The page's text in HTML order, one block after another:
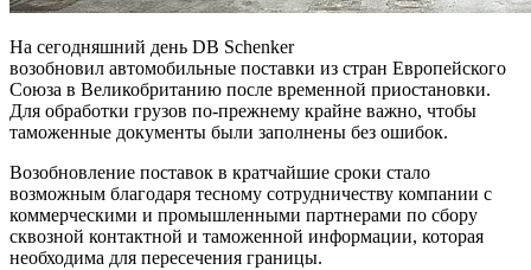
На сегодняшний день DB Schenker
возобновил автомобильные поставки из стран Европейского
Союза в Великобританию после временной приостановки.
Для обработки грузов по-прежнему крайне важно, чтобы
таможенные документы были заполнены без ошибок.
Возобновление поставок в кратчайшие сроки стало
возможным благодаря тесному сотрудничеству компании с
коммерческими и промышленными партнерами по сбору
сквозной контактной и таможенной информации, которая
необходима для пересечения границы.